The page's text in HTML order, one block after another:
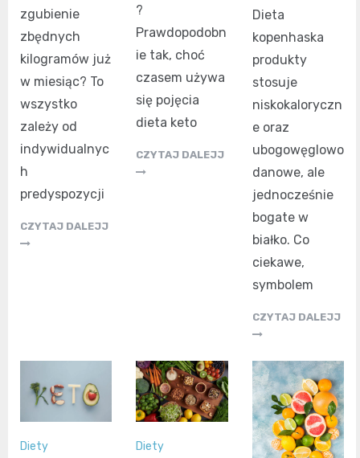
zgubienie
zbędnych
kilogramów już
w miesiąc? To
wszystko
zależy od
indywidualnyc
h
predyspozycji
CZYTAJ DALEJJ
?
Prawdopodobn
ie tak, choć
czasem używa
się pojęcia
dieta keto
CZYTAJ DALEJJ
Dieta
kopenhaska
produkty
stosuje
niskokaloryczn
e oraz
ubogowęglowo
danowe, ale
jednocześnie
bogate w
białko. Co
ciekawe,
symbolem
CZYTAJ DALEJJ
Diety Diety